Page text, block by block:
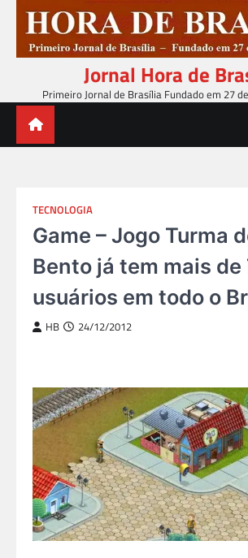
content
Jornal Hora de
Primeiro Jornal de Brasília Fundado em 27
TECNOLOGIA
Game – Jogo Turma
Bento já tem mais de
usuários em todo o
HB 24/12/2012